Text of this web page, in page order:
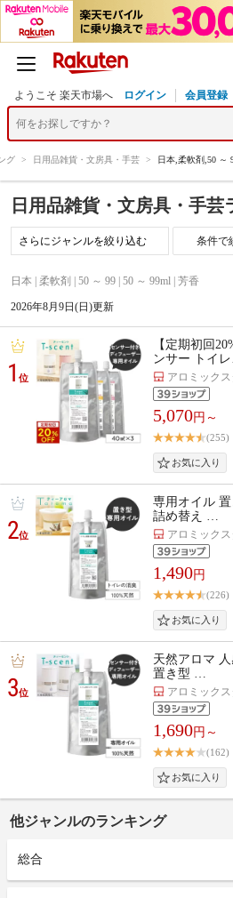
ようこそ 楽天市場へ ログイン 会員登録
グ > 日用品雑貨・文房具・手芸 > 日本,柔軟剤,50 ～
日用品雑貨・文房具・手芸
条件で
日本 | 柔軟剤 | 50 ～ 99 | 50 ～ 99ml | 芳香
2026年8月9日(日)更新
1位
【定期初回
ンサー トイレ
アロミック
5,070円～
(255)
2位
専用オイル
詰め替え …
アロミック
1,490円
(226)
3位
天然アロマ
置き型 …
アロミック
1,690円～
(162)
他ジャンルのランキング
総合